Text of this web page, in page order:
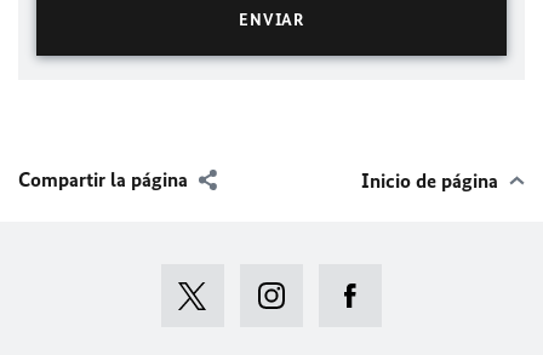
Compartir la página Inicio de página